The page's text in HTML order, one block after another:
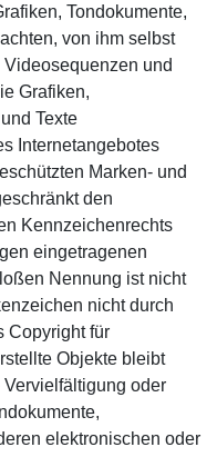
Tondokumente,
von ihm selbst
und
Grafiken,
Texte
Internetangebotes
Marken- und
den
Kennzeichenrechts
eingetragenen
Nennung ist nicht
nicht durch
Copyright für
Objekte bleibt
oder
elektronischen oder